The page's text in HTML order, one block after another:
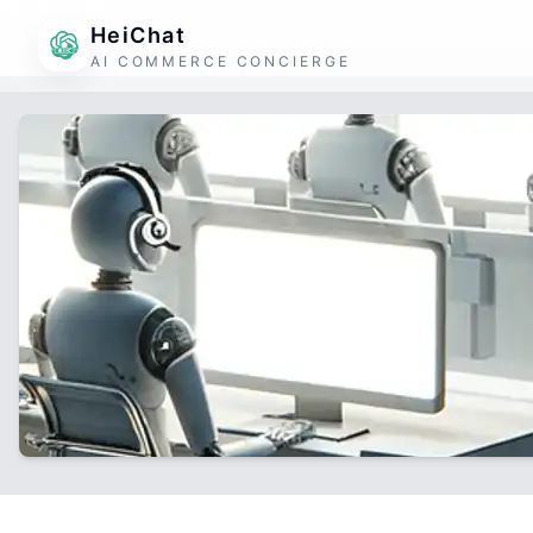
HeiChat
AI COMMERCE CONCIERGE